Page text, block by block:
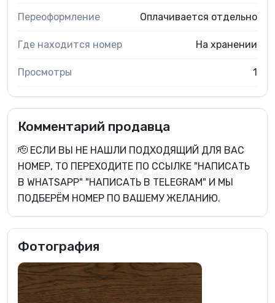
Переоформление Оплачивается отдельно
Где находится номер На хранении
Просмотры 1
Комментарий продавца
🫡 ЕСЛИ ВЫ НЕ НАШЛИ ПОДХОДЯЩИЙ ДЛЯ ВАС
НОМЕР, ТО ПЕРЕХОДИТЕ ПО ССЫЛКЕ "НАПИСАТЬ
В WHATSAPP" "НАПИСАТЬ В TELEGRAM" И МЫ
ПОДБЕРЁМ НОМЕР ПО ВАШЕМУ ЖЕЛАНИЮ.
Фотография